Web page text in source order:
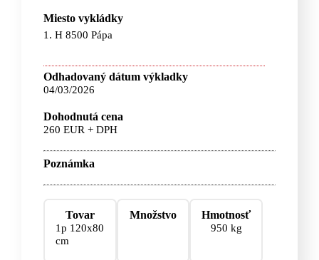
Miesto vykládky
1. H 8500 Pápa
Odhadovaný dátum výkladky
04/03/2026
Dohodnutá cena
260 EUR + DPH
Poznámka
Tovar
1p 120x80
cm
Množstvo Hmotnosť
950 kg